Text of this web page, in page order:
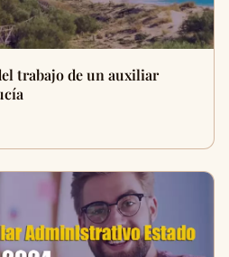
trabajo de un auxiliar